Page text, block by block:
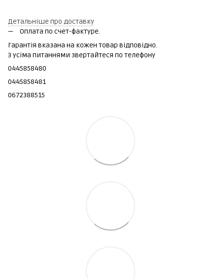
Детальніше про доставку
Оплата по счет-фактуре.
Гарантія вказана на кожен товар відповідно.
З усіма питаннями звертайтеся по телефону
0445858480
0445858481
0672388515